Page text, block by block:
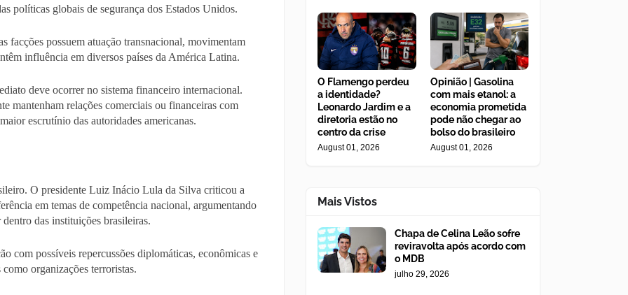
políticas globais de segurança dos Estados Unidos.
facções possuem atuação transnacional, movimentam
influência em diversos países da América Latina.
deve ocorrer no sistema financeiro internacional.
mantenham relações comerciais ou financeiras com
escrutínio das autoridades americanas.
O presidente Luiz Inácio Lula da Silva criticou a
em temas de competência nacional, argumentando
das instituições brasileiras.
com possíveis repercussões diplomáticas, econômicas e
organizações terroristas.
O Flamengo perdeu
a identidade?
Leonardo Jardim e a
diretoria estão no
centro da crise
August 01, 2026
Opinião | Gasolina
com mais etanol: a
economia prometida
pode não chegar ao
bolso do brasileiro
August 01, 2026
Mais Vistos
Chapa de Celina Leão sofre
reviravolta após acordo com
o MDB
julho 29, 2026